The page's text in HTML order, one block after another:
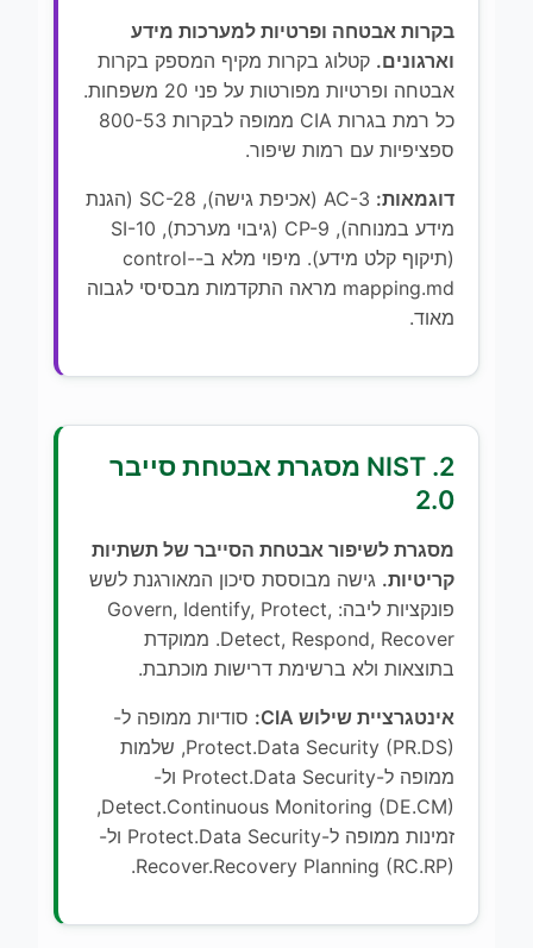
בקרות אבטחה ופרטיות למערכות מידע
וארגונים. קטלוג בקרות מקיף המספק בקרות
אבטחה ופרטיות מפורטות על פני 20 משפחות.
כל רמת בגרות CIA ממופה לבקרות 800-53
ספציפיות עם רמות שיפור.
דוגמאות:
AC-3 (אכיפת גישה), SC-28 (הגנת
מידע במנוחה), CP-9 (גיבוי מערכת), SI-10
(תיקוף קלט מידע). מיפוי מלא ב-control-
mapping.md מראה התקדמות מבסיסי לגבוה
מאוד.
2. NIST מסגרת אבטחת סייבר
2.0
מסגרת לשיפור אבטחת הסייבר של תשתיות
קריטיות. גישה מבוססת סיכון המאורגנת לשש
פונקציות ליבה: Govern, Identify, Protect,
Detect, Respond, Recover. ממוקדת
בתוצאות ולא ברשימת דרישות מוכתבת.
אינטגרציית שילוש CIA:
סודיות ממופה ל-
Protect.Data Security (PR.DS), שלמות
ממופה ל-Protect.Data Security ול-
Detect.Continuous Monitoring (DE.CM),
זמינות ממופה ל-Protect.Data Security ול-
Recover.Recovery Planning (RC.RP).